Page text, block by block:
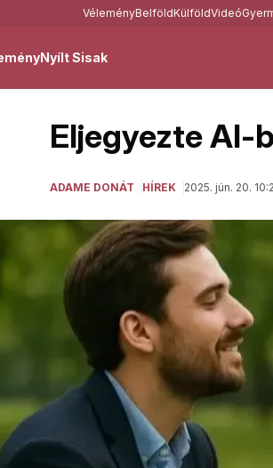
VéleményBelföldKülföldVideó
Nyílt Sisak
Eljegyezte AI-
ADAME DONÁT HÍREK 2025. jún. 20.